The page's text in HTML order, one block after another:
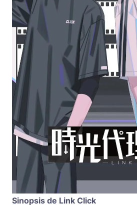
Sinopsis de Link Click